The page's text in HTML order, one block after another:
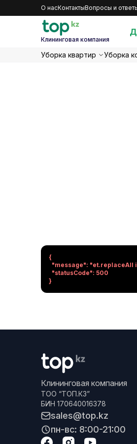
О насКонтактыВопросы и
Клининговая компания
Уборка квартир Уборка
{
}
Клининговая компания
ТОО “ТОП.КЗ”
БИН 170640016378
sales@top.kz
пн-вс: 8:00-21:00